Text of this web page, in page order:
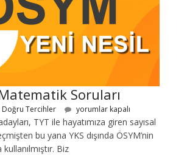
Soruları
Doğru Tercihler yorumlar kapalı
TYT ile hayatımıza giren sayısal
bu yana YKS dışında ÖSYM’nin
Biz